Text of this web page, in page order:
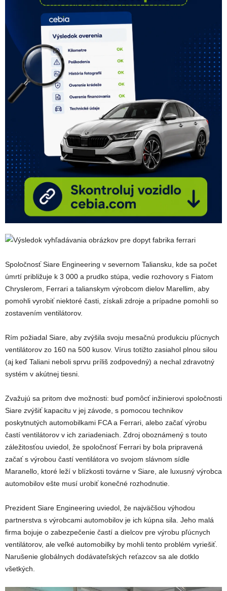
Spoločnosť Siare Engineering v severnom Taliansku, kde sa počet
úmrtí približuje k 3 000 a prudko stúpa, vedie rozhovory s Fiatom
Chryslerom, Ferrari a talianskym výrobcom dielov Marellim, aby
pomohli vyrobiť niektoré časti, získali zdroje a prípadne pomohli so
zostavením ventilátorov.
Rím požiadal Siare, aby zvýšila svoju mesačnú produkciu pľúcnych
ventilátorov zo 160 na 500 kusov. Vírus totižto zasiahol plnou silou
(aj keď Taliani neboli sprvu príliš zodpovedný) a nechal zdravotný
systém v akútnej tiesni.
Zvažujú sa pritom dve možnosti: buď pomôcť inžinierovi spoločnosti
Siare zvýšiť kapacitu v jej závode, s pomocou technikov
poskytnutých automobilkami FCA a Ferrari, alebo začať výrobu
častí ventilátorov v ich zariadeniach. Zdroj oboznámený s touto
záležitosťou uviedol, že spoločnosť Ferrari by bola pripravená
začať s výrobou častí ventilátora vo svojom slávnom sídle
Maranello, ktoré leží v blízkosti továrne v Siare, ale luxusný výrobca
automobilov ešte musí urobiť konečné rozhodnutie.
Prezident Siare Engineering uviedol, že najväčšou výhodou
partnerstva s výrobcami automobilov je ich kúpna sila. Jeho malá
firma bojuje o zabezpečenie častí a dielcov pre výrobu pľúcnych
ventilátorov, ale veľké automobilky by mohli tento problém vyriešiť.
Narušenie globálnych dodávateľských reťazcov sa ale dotklo
všetkých.